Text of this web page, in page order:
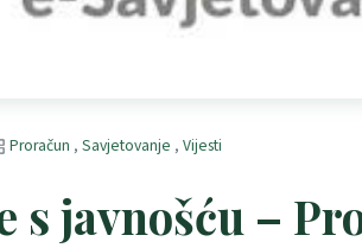
Proračun , Savjetovanje , Vijesti
s javnošću –